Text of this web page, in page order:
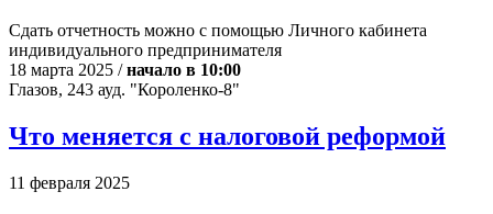
Сдать отчетность можно с помощью Личного кабинета
индивидуального предпринимателя
18 марта 2025 /начало в 10:00
Глазов, 243 ауд. "Короленко-8"
Что меняется с налоговой реформой
11 февраля 2025